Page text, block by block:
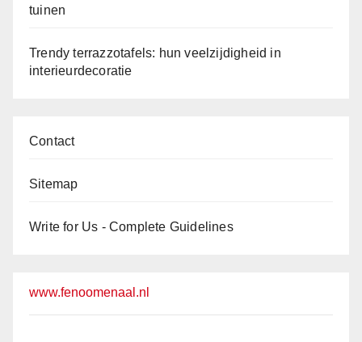
tuinen
Trendy terrazzotafels: hun veelzijdigheid in
interieurdecoratie
Contact
Sitemap
Write for Us - Complete Guidelines
www.fenoomenaal.nl